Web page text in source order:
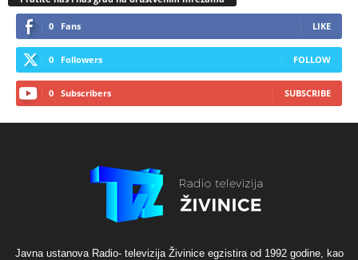
0 Fans LIKE
0 Followers FOLLOW
0 Subscribers SUBSCRIBE
Javna ustanova Radio- televizija Živinice egzistira od 1992 godine, kao